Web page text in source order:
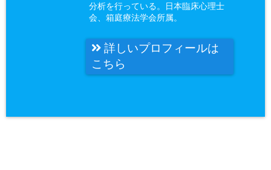
分析を行っている。日本臨床心理士
会、箱庭療法学会所属。
詳しいプロフィールは
こちら